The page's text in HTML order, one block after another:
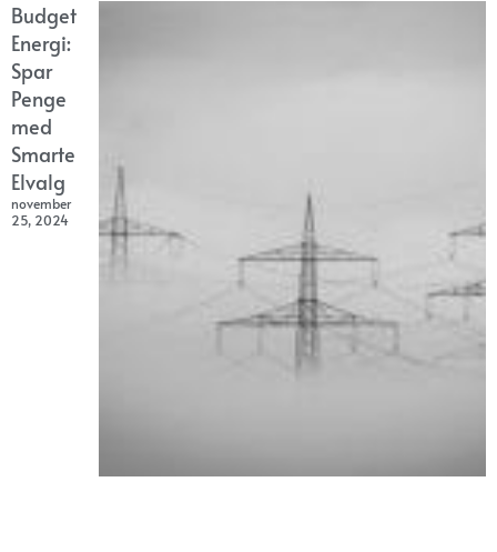
Budget
Energi:
Spar
Penge
med
Smarte
Elvalg
november
25, 2024